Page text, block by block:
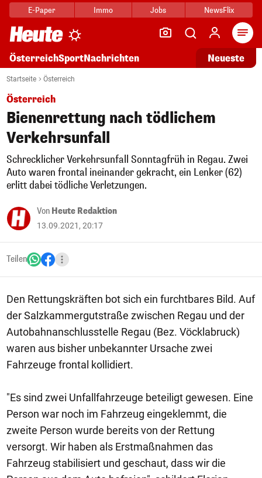
E-Paper Immo Jobs NewsFlix
ÖsterreichSportNachrichten Neueste
Startseite Österreich
Österreich
Bienenrettung nach tödlichem
Verkehrsunfall
Schrecklicher Verkehrsunfall Sonntagfrüh in Regau. Zwei
Auto waren frontal ineinander gekracht, ein Lenker (62)
erlitt dabei tödliche Verletzungen.
Von Heute Redaktion
13.09.2021, 20:17
Teilen
Den Rettungskräften bot sich ein furchtbares Bild. Auf
der Salzkammergutstraße zwischen Regau und der
Autobahnanschlusstelle Regau (Bez. Vöcklabruck)
waren aus bisher unbekannter Ursache zwei
Fahrzeuge frontal kollidiert.
"Es sind zwei Unfallfahrzeuge beteiligt gewesen. Eine
Person war noch im Fahrzeug eingeklemmt, die
zweite Person wurde bereits von der Rettung
versorgt. Wir haben als Erstmaßnahmen das
Fahrzeug stabilisiert und geschaut, dass wir die